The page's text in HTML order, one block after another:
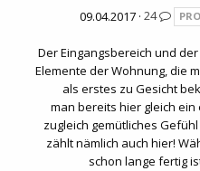
09.04.2017 · 24
Der Eingangsbereich und
Elemente der Wohnung, die
als erstes zu Gesicht
man bereits hier gleich
zugleich gemütliches
zählt nämlich auch hier!
schon lange fertig